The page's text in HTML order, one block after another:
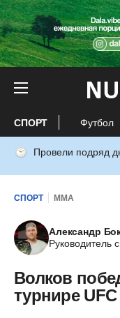
СПОРТ Футбол
Провели подряд
СПОРТ ММА
Александр
Руководитель
Волков
турнире UFC